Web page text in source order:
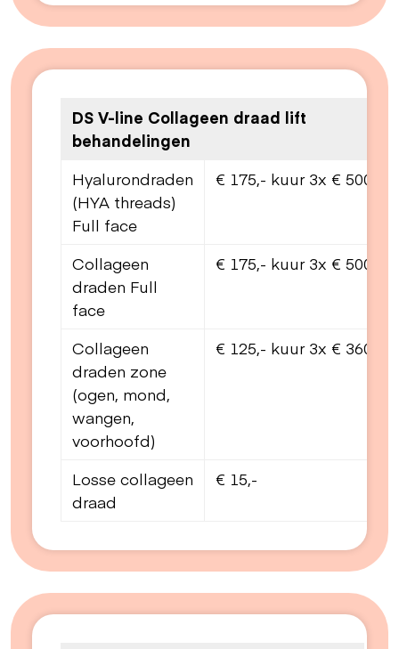
DS V-line Collageen draad lift
behandelingen
Hyalurondraden
(HYA threads)
Full face
€ 175,- kuur 3x € 500,00
Collageen
draden Full
face
€ 175,- kuur 3x € 500,00
Collageen
draden zone
(ogen, mond,
wangen,
voorhoofd)
€ 125,- kuur 3x € 360,00
Losse collageen
draad
€ 15,-